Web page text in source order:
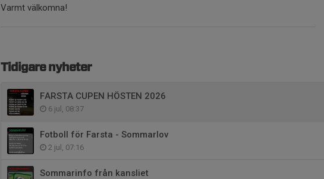
Varmt välkomna!
Tidigare nyheter
FARSTA CUPEN HÖSTEN 2026
6 jul, 08:37
Fotboll för Farsta - Sommarlov
2 jul, 07:16
Sommarinfo från kansliet